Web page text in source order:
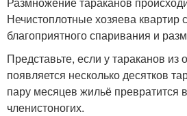
Нечистоплотные хозяева квартир
благоприятного спаривания и
Представьте, если у тараканов из
появляется несколько десятков
пару месяцев жильё превратится
членистоногих.